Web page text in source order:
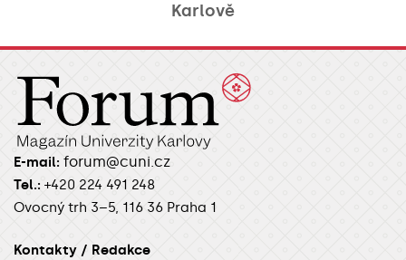
Karlově
E-mail: forum@cuni.cz
Tel.: +420 224 491 248
Ovocný trh 3–5, 116 36 Praha 1
Kontakty / Redakce